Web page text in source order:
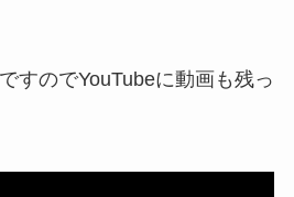
すのでYouTubeに動画も残っ